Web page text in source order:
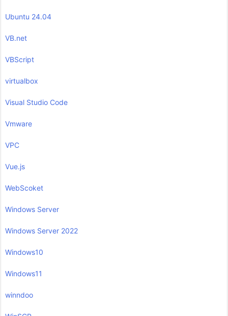
Ubuntu 24.04
VB.net
VBScript
virtualbox
Visual Studio Code
Vmware
VPC
Vue.js
WebScoket
Windows Server
Windows Server 2022
Windows10
Windows11
winndoo